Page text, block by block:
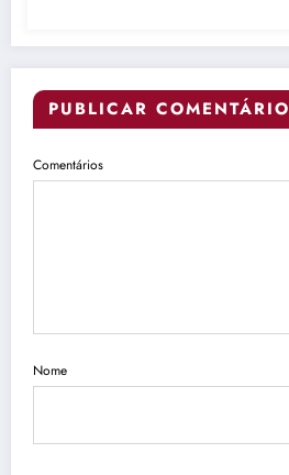
PUBLICAR COMENTÁRIO
Comentários
Nome